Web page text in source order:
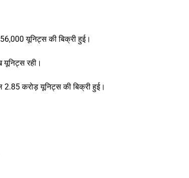
यूनिट्स की बिक्री हुई।
रही।
करोड़ यूनिट्स की बिक्री हुई।